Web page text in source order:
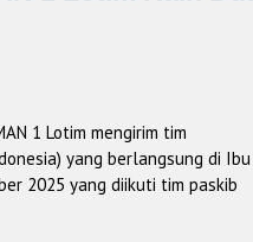
1 Lotim mengirim tim
yang berlangsung di Ibu
2025 yang diikuti tim paskib